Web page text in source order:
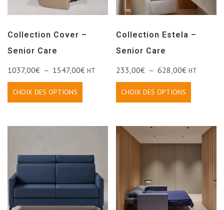
Collection Cover –
Senior Care
1037,00€ – 1547,00€ HT
CHOIX DES OPTIONS
Collection Estela –
Senior Care
233,00€ – 628,00€ HT
CHOIX DES OPTIONS